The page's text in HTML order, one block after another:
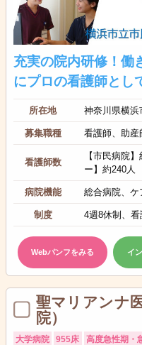
充実の院内研修！働
にプロの看護師とし
所在地 神奈川県横浜
募集職種 看護師、助産
看護師数
【市民病院
ー】約240人
病院機能 総合病院、ケ
制度 4週8休制、
Webパンフをみる イ
聖マリアンナ
院）
大学病院 955床 高度急性期・